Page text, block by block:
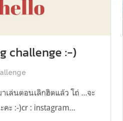
challenge :-)
เล่นตอนเลิกฮิตแล้ว โถ่ ...จะ
ะ :-)cr : instagram...